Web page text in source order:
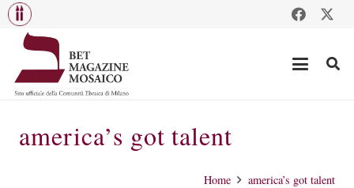
america’s got talent
Home america’s got talent